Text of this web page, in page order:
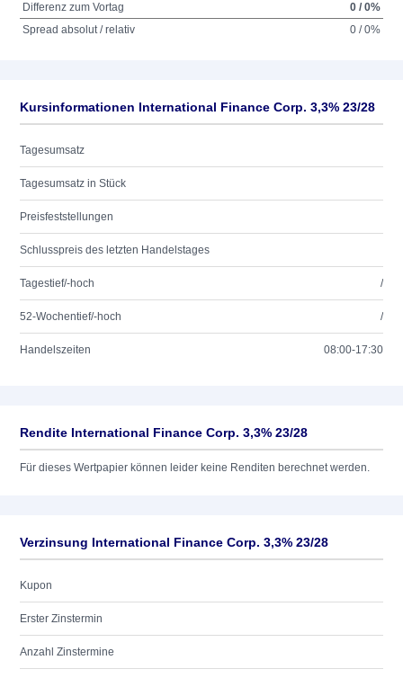
Differenz zum Vortag
0 / 0%
Spread absolut / relativ
0 / 0%
Kursinformationen International Finance Corp. 3,3% 23/28
Tagesumsatz
Tagesumsatz in Stück
Preisfeststellungen
Schlusspreis des letzten Handelstages
Tagestief/-hoch /
52-Wochentief/-hoch /
Handelszeiten 08:00-17:30
Rendite International Finance Corp. 3,3% 23/28
Für dieses Wertpapier können leider keine Renditen berechnet werden.
Verzinsung International Finance Corp. 3,3% 23/28
Kupon
Erster Zinstermin
Anzahl Zinstermine